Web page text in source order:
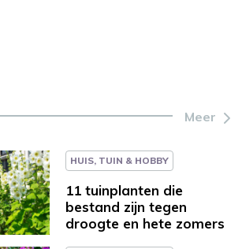
Meer
HUIS, TUIN & HOBBY
11 tuinplanten die
bestand zijn tegen
droogte en hete zomers